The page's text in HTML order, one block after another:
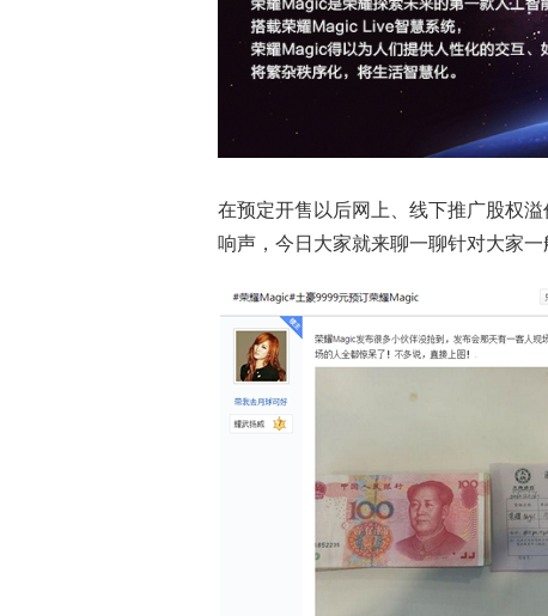
在预定开售以后网上、线下推广股权
响声，今日大家就来聊一聊针对大家